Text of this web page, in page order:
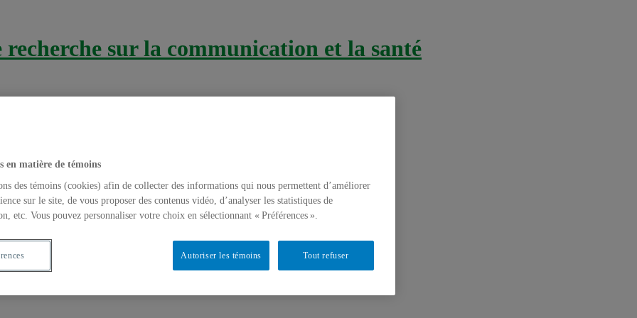
recherche sur la communication et la santé
méthodologiques et pratiques
en matière de témoins
des témoins (cookies) afin de collecter des informations qui nous permettent d’améliorer
sur le site, de vous proposer des contenus vidéo, d’analyser les statistiques de
etc. Vous pouvez personnaliser votre choix en sélectionnant « Préférences ».
Tout refuser
Autoriser les témoins